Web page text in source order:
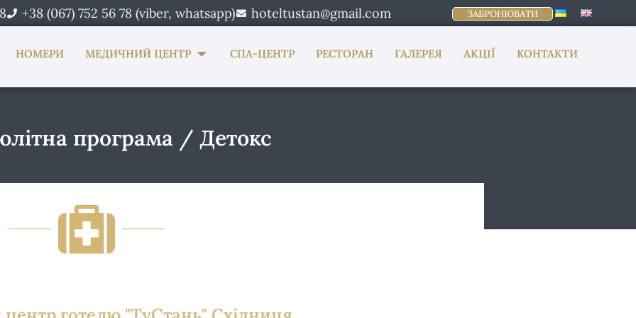
+38 (067) 752 56 78 (viber, whatsapp) hoteltustan@gmail.com ЗАБРОНЮВАТИ
Про нас
НОМЕРИ МЕДИЧНИЙ ЦЕНТР Open Медичний центр
СПА-ЦЕНТР РЕСТОРАН ГАЛЕРЕЯ АКЦІЇ КОНТАКТИ
програма / Детокс